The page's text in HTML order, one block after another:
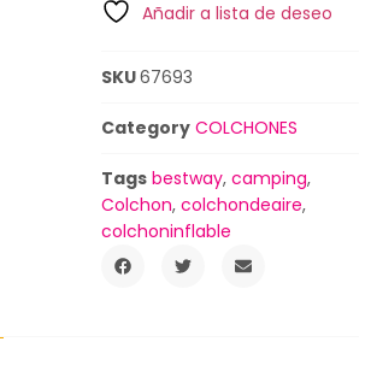
Añadir a lista de deseo
SKU67693
Category COLCHONES
Tags bestway, camping,
Colchon, colchondeaire,
colchoninflable